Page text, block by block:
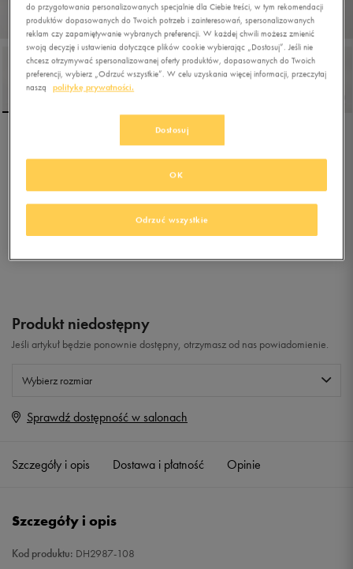
NIKE COURT VISION LOW
Produkt niedostępny
Jeśli artykuł będzie ponownie dostępny, otrzymasz od nas powiadomienie.
Wybierz rozmiar
Rozmiary EU
Sprawdź dostępność w salonach
Szczegóły i opis Dostawa i płatność Opinie
Szczegóły i opis
Kod produktu: DH2987-108
do przygotowania personalizowanych specjalnie dla Ciebie treści, w tym rekomendacji
produktów dopasowanych do Twoich potrzeb i zainteresowań, spersonalizowanych
reklam czy zapamiętywanie wybranych preferencji. W każdej chwili możesz zmienić
swoją decyzję i ustawienia dotyczące plików cookie wybierając „Dostosuj”. Jeśli nie
chcesz otrzymywać spersonalizowanej oferty produktów, dopasowanych do Twoich
preferencji, wybierz „Odrzuć wszystkie”. W celu uzyskania więcej informacji, przeczytaj
naszą
politykę prywatności.
Dostosuj
Odrzuć wszystkie
OK